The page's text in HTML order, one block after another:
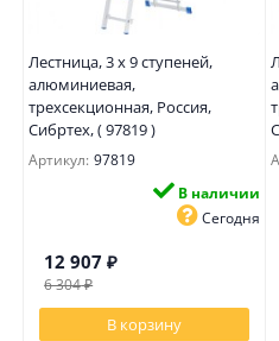
Лестница, 3 х 9 ступеней,
алюминиевая,
трехсекционная, Россия,
Сибртех, ( 97819 )
Артикул: 97819
В наличии
Сегодня
12 907 ₽
6 304₽
В корзину